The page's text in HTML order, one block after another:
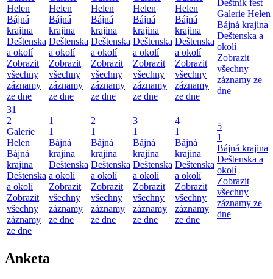
Helen
Bájná
krajina
Deštenska
a okolí
Zobrazit
všechny
záznamy
ze dne
Helen
Bájná
krajina
Deštenska
a okolí
Zobrazit
všechny
záznamy
ze dne
Helen
Bájná
krajina
Deštenska
a okolí
Zobrazit
všechny
záznamy
ze dne
Helen
Bájná
krajina
Deštenska
a okolí
Zobrazit
všechny
záznamy
ze dne
Helen
Bájná
krajina
Deštenska
a okolí
Zobrazit
všechny
záznamy
ze dne
Deštník fest
Galerie Helen
Bájná krajina
Deštenska a
okolí
Zobrazit
všechny
záznamy ze
dne
31
2
Galerie
Helen
Bájná
krajina
Deštenska
a okolí
Zobrazit
všechny
záznamy
ze dne
1
1
Bájná
krajina
Deštenska
a okolí
Zobrazit
všechny
záznamy
ze dne
2
1
Bájná
krajina
Deštenska
a okolí
Zobrazit
všechny
záznamy
ze dne
3
1
Bájná
krajina
Deštenska
a okolí
Zobrazit
všechny
záznamy
ze dne
4
1
Bájná
krajina
Deštenska
a okolí
Zobrazit
všechny
záznamy
ze dne
5
1
Bájná krajina
Deštenska a
okolí
Zobrazit
všechny
záznamy ze
dne
Anketa